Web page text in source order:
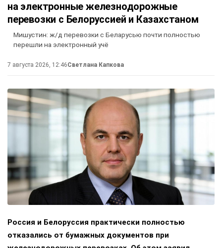
на электронные железнодорожные
перевозки с Белоруссией и Казахстаном
Мишустин: ж/д перевозки с Беларусью почти полностью
перешли на электронный учё
7 августа 2026, 12:46Светлана Капкова
Россия и Белоруссия практически полностью
отказались от бумажных документов при